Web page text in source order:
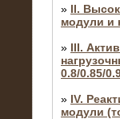
» II.
модули и
» III.
0.8/0.85/
» IV.
модули